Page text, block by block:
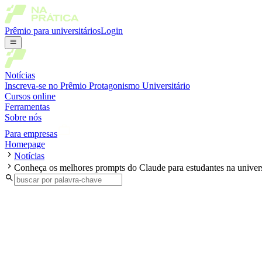
Prêmio para universitáriosLogin
Notícias
Inscreva-se no Prêmio Protagonismo Universitário
Cursos online
Ferramentas
Sobre nós
Para empresas
Homepage
Notícias
Conheça os melhores prompts do Claude para estudantes na